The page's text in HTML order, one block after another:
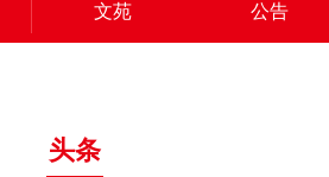
文苑 公告
头条